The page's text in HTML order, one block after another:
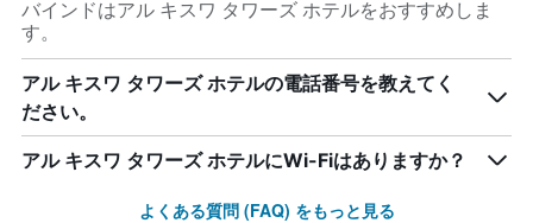
バインドはアル キスワ タワーズ ホテルをおすすめしま
す。
アル キスワ タワーズ ホテルの電話番号を教えてく
ださい。
アル キスワ タワーズ ホテルにWi-Fiはありますか？
よくある質問 (FAQ) をもっと見る